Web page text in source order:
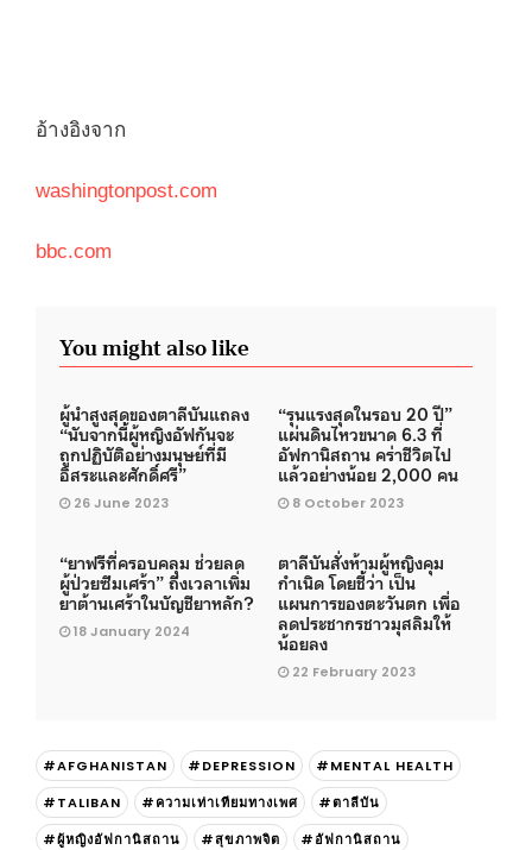
อ้างอิงจาก
washingtonpost.com
bbc.com
You might also like
ผู้นำสูงสุดของตาลีบันแถลง
“นับจากนี้ผู้หญิงอัฟกันจะ
ถูกปฏิบัติอย่างมนุษย์ที่มี
อิสระและศักดิ์ศรี”
26 June 2023
“รุนแรงสุดในรอบ 20 ปี”
แผ่นดินไหวขนาด 6.3 ที่
อัฟกานิสถาน คร่าชีวิตไป
แล้วอย่างน้อย 2,000 คน
8 October 2023
“ยาฟรีที่ครอบคลุม ช่วยลด
ผู้ป่วยซึมเศร้า” ถึงเวลาเพิ่ม
ยาต้านเศร้าในบัญชียาหลัก?
18 January 2024
ตาลีบันสั่งห้ามผู้หญิงคุม
กำเนิด โดยชี้ว่า เป็น
แผนการของตะวันตก เพื่อ
ลดประชากรชาวมุสลิมให้
น้อยลง
22 February 2023
#AFGHANISTAN #DEPRESSION
#MENTAL HEALTH
#TALIBAN
#ความเท่าเทียมทางเพศ
#ตาลีบัน
#ผู้หญิงอัฟกานิสถาน
#สุขภาพจิต #อัฟกานิสถาน